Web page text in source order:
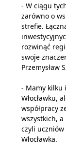
- W ciągu
zarówno o
strefie.
rozwinąć
swoje
Przemysław
- Mamy kilku
Włocławku,
współpracy
wszystkich,
czyli uczniów
Włocławka.